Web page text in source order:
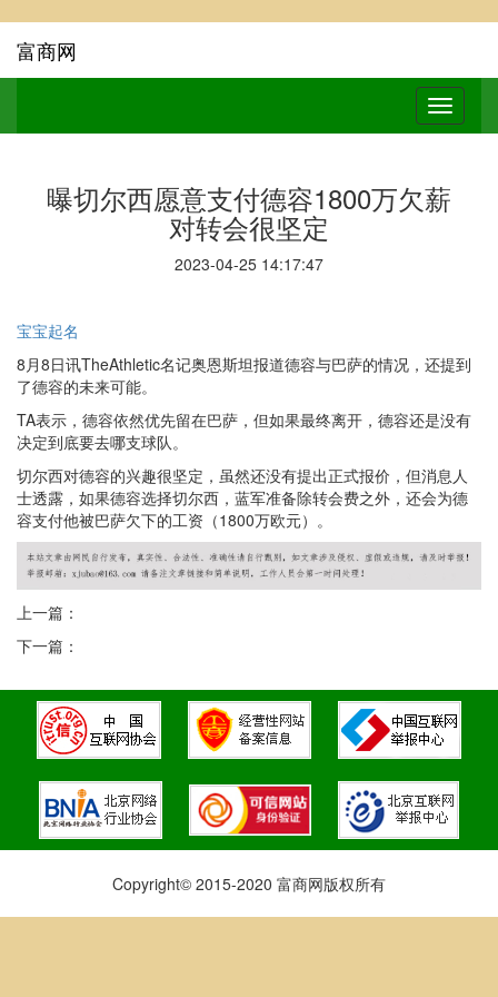
富商网
曝切尔西愿意支付德容1800万欠薪
对转会很坚定
2023-04-25 14:17:47
宝宝起名
8月8日讯TheAthletic名记奥恩斯坦报道德容与巴萨的情况，还提到
了德容的未来可能。
TA表示，德容依然优先留在巴萨，但如果最终离开，德容还是没有
决定到底要去哪支球队。
切尔西对德容的兴趣很坚定，虽然还没有提出正式报价，但消息人
士透露，如果德容选择切尔西，蓝军准备除转会费之外，还会为德
容支付他被巴萨欠下的工资（1800万欧元）。
上一篇：
下一篇：
Copyright© 2015-2020 富商网版权所有